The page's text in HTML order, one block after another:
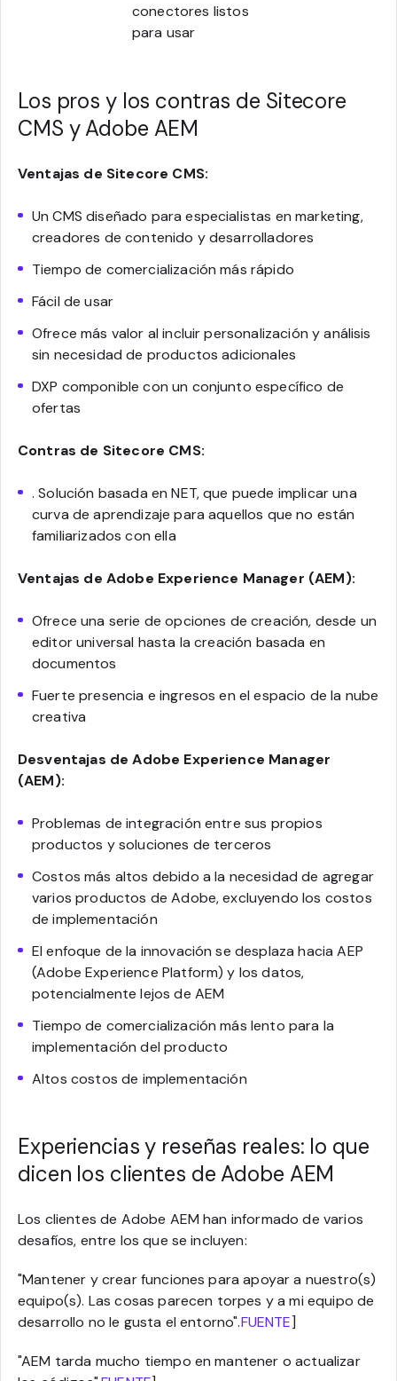
conectores listos
para usar
Los pros y los contras de Sitecore
CMS y Adobe AEM
Ventajas de Sitecore CMS:
Un CMS diseñado para especialistas en marketing,
creadores de contenido y desarrolladores
Tiempo de comercialización más rápido
Fácil de usar
Ofrece más valor al incluir personalización y análisis
sin necesidad de productos adicionales
DXP componible con un conjunto específico de
ofertas
Contras de Sitecore CMS:
. Solución basada en NET, que puede implicar una
curva de aprendizaje para aquellos que no están
familiarizados con ella
Ventajas de Adobe Experience Manager (AEM):
Ofrece una serie de opciones de creación, desde un
editor universal hasta la creación basada en
documentos
Fuerte presencia e ingresos en el espacio de la nube
creativa
Desventajas de Adobe Experience Manager
(AEM):
Problemas de integración entre sus propios
productos y soluciones de terceros
Costos más altos debido a la necesidad de agregar
varios productos de Adobe, excluyendo los costos
de implementación
El enfoque de la innovación se desplaza hacia AEP
(Adobe Experience Platform) y los datos,
potencialmente lejos de AEM
Tiempo de comercialización más lento para la
implementación del producto
Altos costos de implementación
Experiencias y reseñas reales: lo que
dicen los clientes de Adobe AEM
Los clientes de Adobe AEM han informado de varios
desafíos, entre los que se incluyen:
"Mantener y crear funciones para apoyar a nuestro(s)
equipo(s). Las cosas parecen torpes y a mi equipo de
desarrollo no le gusta el entorno".FUENTE]
"AEM tarda mucho tiempo en mantener o actualizar